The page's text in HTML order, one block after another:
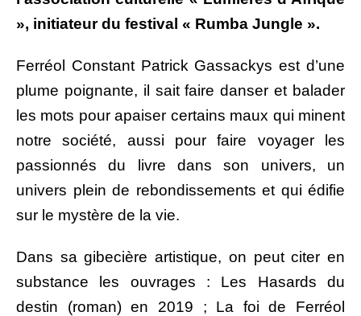
», initiateur du festival « Rumba Jungle ».
Ferréol Constant Patrick Gassackys est d’une
plume poignante, il sait faire danser et balader
les mots pour apaiser certains maux qui minent
notre société, aussi pour faire voyager les
passionnés du livre dans son univers, un
univers plein de rebondissements et qui édifie
sur le mystère de la vie.
Dans sa gibecière artistique, on peut citer en
substance les ouvrages : Les Hasards du
destin (roman) en 2019 ; La foi de Ferréol